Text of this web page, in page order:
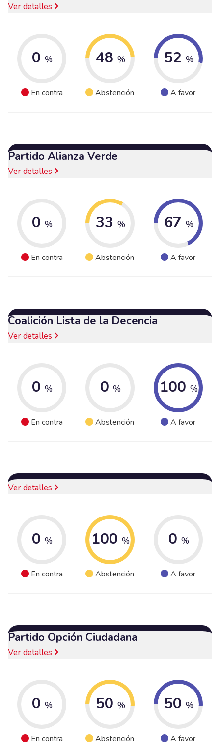
Ver detalles
0 %
En contra
48 %
Abstención
52 %
A favor
Partido Alianza Verde
Ver detalles
0 %
En contra
33 %
Abstención
67 %
A favor
Coalición Lista de la Decencia
Ver detalles
0 %
En contra
0 %
Abstención
100 %
A favor
Ver detalles
0 %
En contra
100 %
Abstención
0 %
A favor
Partido Opción Ciudadana
Ver detalles
0 %
En contra
50 %
Abstención
50 %
A favor